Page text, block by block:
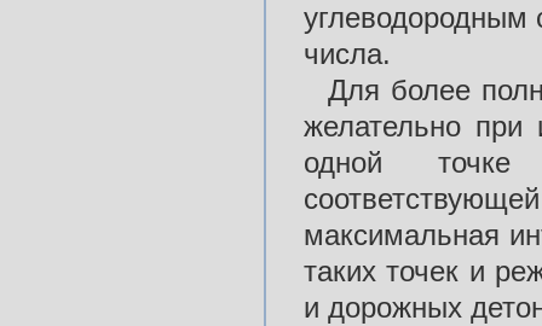
углеводородным
числа.
Для более
желательно при
одной точке
максимальная
таких точек и
и дорожных